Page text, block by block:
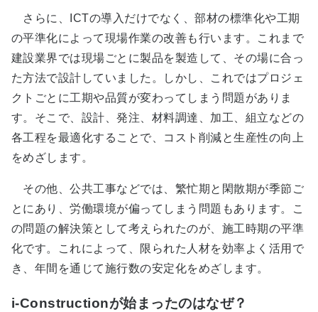
さらに、ICTの導入だけでなく、部材の標準化や工期
の平準化によって現場作業の改善も行います。これまで
建設業界では現場ごとに製品を製造して、その場に合っ
た方法で設計していました。しかし、これではプロジェ
クトごとに工期や品質が変わってしまう問題がありま
す。そこで、設計、発注、材料調達、加工、組立などの
各工程を最適化することで、コスト削減と生産性の向上
をめざします。
その他、公共工事などでは、繁忙期と閑散期が季節ご
とにあり、労働環境が偏ってしまう問題もあります。こ
の問題の解決策として考えられたのが、施工時期の平準
化です。これによって、限られた人材を効率よく活用で
き、年間を通じて施行数の安定化をめざします。
i-Constructionが始まったのはなぜ？